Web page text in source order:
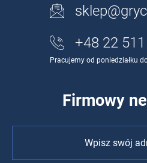
+48 22
Pracujemy od poniedziałku
Firmowy